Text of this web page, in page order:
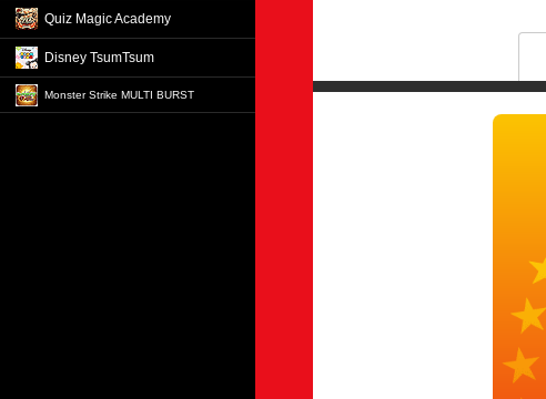
Quiz Magic Academy
Disney TsumTsum
Monster Strike MULTI BURST